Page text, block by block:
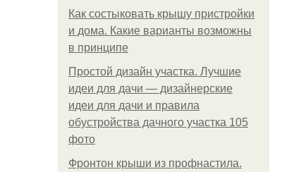
Как состыковать крышу пристройки
и дома. Какие варианты возможны
в принципе
Простой дизайн участка. Лучшие
идеи для дачи — дизайнерские
идеи для дачи и правила
обустройства дачного участка 105
фото
Фронтон крыши из профнастила.